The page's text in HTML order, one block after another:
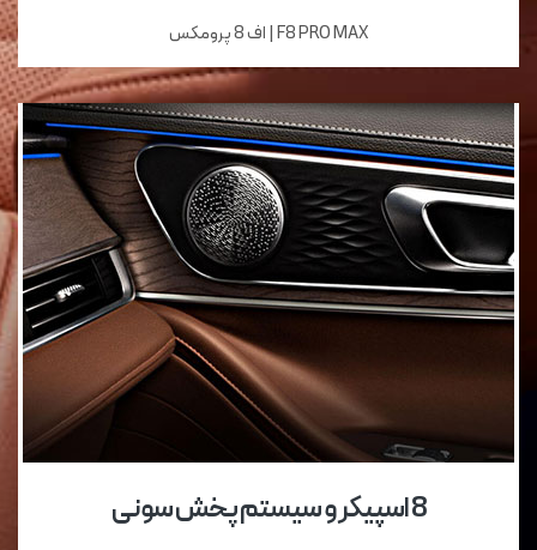
F8 PRO MAX | اف 8 پرومکس
8 اسپیکر و سیستم پخش سونی